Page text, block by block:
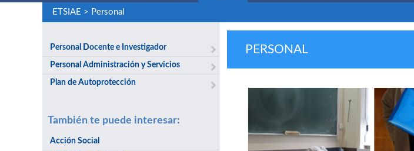
ETSIAE > Personal
Personal Docente e Investigador
Personal Administración y Servicios
Plan de Autoprotección
También te puede interesar:
Acción Social
PERSONAL